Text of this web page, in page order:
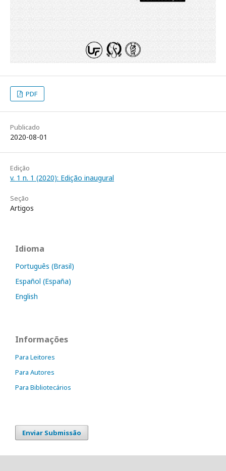
PDF
Publicado
2020-08-01
Edição
v. 1 n. 1 (2020): Edição inaugural
Seção
Artigos
Idioma
Português (Brasil)
Español (España)
English
Informações
Para Leitores
Para Autores
Para Bibliotecários
Enviar Submissão